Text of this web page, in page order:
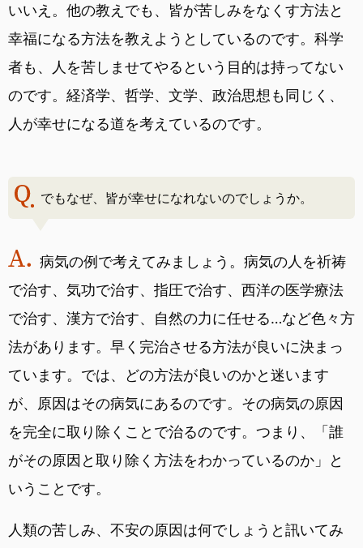
いいえ。他の教えでも、皆が苦しみをなくす方法と
幸福になる方法を教えようとしているのです。科学
者も、人を苦しませてやるという目的は持ってない
のです。経済学、哲学、文学、政治思想も同じく、
人が幸せになる道を考えているのです。
でもなぜ、皆が幸せになれないのでしょうか。
病気の例で考えてみましょう。病気の人を祈祷
で治す、気功で治す、指圧で治す、西洋の医学療法
で治す、漢方で治す、自然の力に任せる…など色々方
法があります。早く完治させる方法が良いに決まっ
ています。では、どの方法が良いのかと迷います
が、原因はその病気にあるのです。その病気の原因
を完全に取り除くことで治るのです。つまり、「誰
がその原因と取り除く方法をわかっているのか」と
いうことです。
人類の苦しみ、不安の原因は何でしょうと訊いてみ